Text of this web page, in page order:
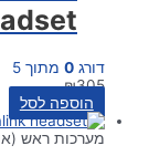
דורג 0 מתוך 5
₪305
הוספה לסל
מערכות ראש